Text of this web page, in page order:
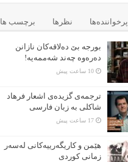
پرخواننده‌ها نظرها برچسب ها
بورجە بێ دەلاقەکان نازانن
دەرەوە چەند شەممەیە!
10 ساعت پیش
ترجمه‌ی گزیده‌‌ی اشعار فرهاد
شاکلی به زبان فارسی
17 ساعت پیش
هێمن و كاریگەرییەكانی لەسەر
زمانی كوردی